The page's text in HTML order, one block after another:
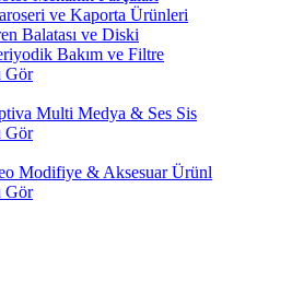
ve Kaporta Ürünleri
Balatası ve Diski
Bakım ve Filtre
Gör
Multi Medya & Ses Sis
Gör
Modifiye & Aksesuar Ürünl
Gör